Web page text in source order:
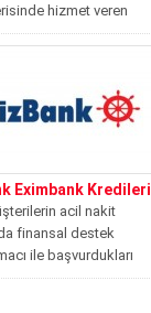
hizmet veren
ihracat ile
Eximbank Kredileri
acil nakit
finansal destek
ile başvurdukları
ürünü seçenekleri...